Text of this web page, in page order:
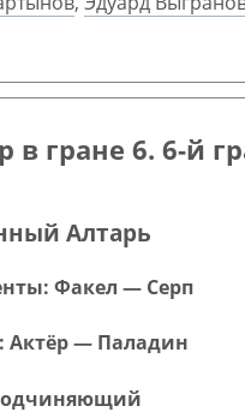
в гране 6. 6-й
Алтарь
Факел — Серп
Актёр — Паладин